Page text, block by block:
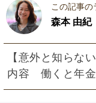
この記事の
森本 由紀
【意外と知らな
内容 働くと年金